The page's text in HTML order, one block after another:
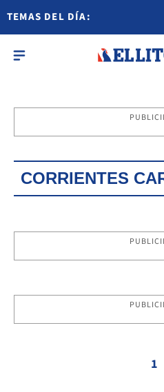
TEMAS DEL DÍA:
CORRIENTES
1